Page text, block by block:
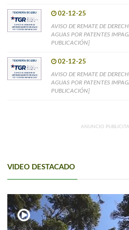
02-12-25
AVISO DE REMATE DE
AGUAS POR PATENTES
PUBLICACIÓN]
02-12-25
AVISO DE REMATE DE
AGUAS POR PATENTES
PUBLICACIÓN]
ANUNCIO
VIDEO DESTACADO